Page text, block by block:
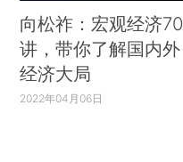
向松祚：宏观经济70
讲，带你了解国内外
经济大局
2022年04月06日